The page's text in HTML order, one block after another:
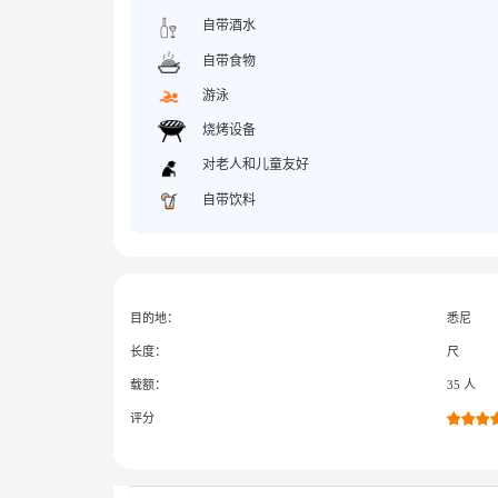
自带酒水
自带食物
游泳
烧烤设备
对老人和儿童友好
自带饮料
目的地： 悉尼
长度： 尺
载额： 35 人
评分